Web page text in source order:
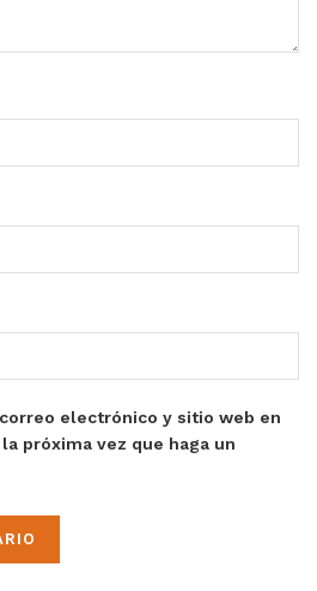
electrónico y sitio web en
próxima vez que haga un